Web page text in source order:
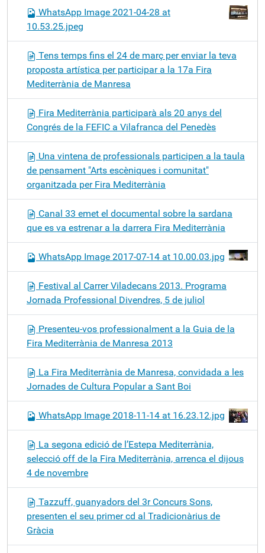
WhatsApp Image 2021-04-28 at
10.53.25.jpeg
Tens temps fins el 24 de març per enviar la teva
proposta artística per participar a la 17a Fira
Mediterrània de Manresa
Fira Mediterrània participarà als 20 anys del
Congrés de la FEFIC a Vilafranca del Penedès
Una vintena de professionals participen a la taula
de pensament "Arts escèniques i comunitat"
organitzada per Fira Mediterrània
Canal 33 emet el documental sobre la sardana
que es va estrenar a la darrera Fira Mediterrània
WhatsApp Image 2017-07-14 at 10.00.03.jpg
Festival al Carrer Viladecans 2013. Programa
Jornada Professional Divendres, 5 de juliol
Presenteu-vos professionalment a la Guia de la
Fira Mediterrània de Manresa 2013
La Fira Mediterrània de Manresa, convidada a les
Jornades de Cultura Popular a Sant Boi
WhatsApp Image 2018-11-14 at 16.23.12.jpg
La segona edició de l’Estepa Mediterrània,
selecció off de la Fira Mediterrània, arrenca el dijous
4 de novembre
Tazzuff, guanyadors del 3r Concurs Sons,
presenten el seu primer cd al Tradicionàrius de
Gràcia